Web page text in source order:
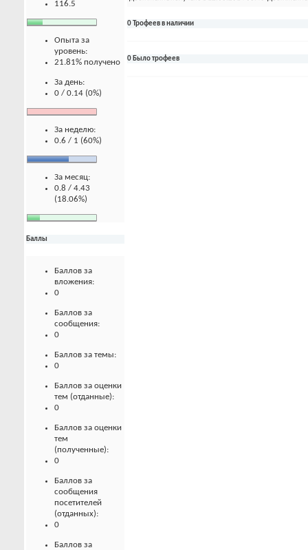
116.5
Опыта за
уровень:
21.81% получено
За день:
0 / 0.14 (0%)
За неделю:
0.6 / 1 (60%)
За месяц:
0.8 / 4.43
(18.06%)
Баллы
Баллов за
вложения:
0
Баллов за
сообщения:
0
Баллов за темы:
0
Баллов за оценки
тем (отданные):
0
Баллов за оценки
тем
(полученные):
0
Баллов за
сообщения
посетителей
(отданных):
0
Баллов за
0 Трофеев в наличии
0 Было трофеев